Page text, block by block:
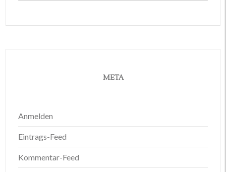
META
Anmelden
Eintrags-Feed
Kommentar-Feed